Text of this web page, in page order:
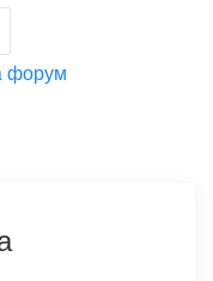
форум